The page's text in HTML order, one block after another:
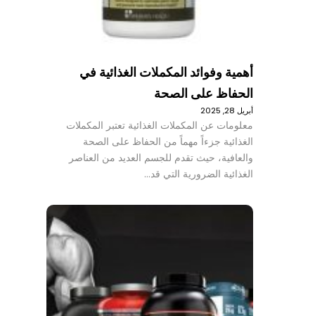
أهمية وفوائد المكملات الغذائية في
الحفاظ على الصحة
أبريل 28, 2025
معلومات عن المكملات الغذائية تعتبر المكملات
الغذائية جزءاً مهماً من الحفاظ على الصحة
والعافية، حيث تقدم للجسم العديد من العناصر
الغذائية الضرورية التي قد…